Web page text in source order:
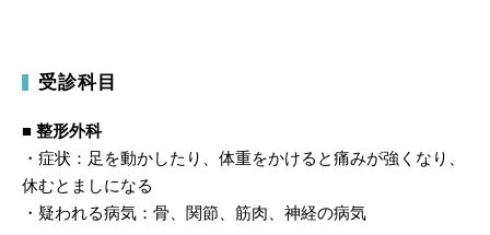
受診科目
■ 整形外科
・症状：足を動かしたり、体重をかけると痛みが強くなり、
休むとましになる
・疑われる病気：骨、関節、筋肉、神経の病気